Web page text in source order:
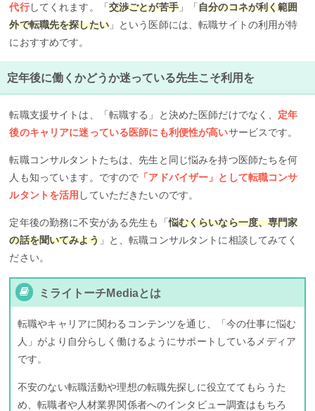
代行してくれます。「 交渉ごとが苦手」「自分のコネが利く範囲
外で転職先を探したい」という医師には、転職サイトの利用が特
におすすめです。
定年後に働くかどうか迷っている先生こそ利用を
転職支援サイトは、「転職する」と決めた医師だけでなく、 定年
後のキャリアに迷っている医師にも利便性が高いサービスです。
転職コンサルタントたちは、先生と同じ悩みを持つ医師たちを何
人も知っています。ですので 「アドバイザー」として転職コンサ
ルタントを活用 していただきたいのです。
定年後の勤務に不安がある先生も「悩むくらいなら一度、専門家
の話を聞いてみよう」と、転職コンサルタントに相談してみてく
ださい。
ミライトーチMediaとは
転職やキャリアに関わるコンテンツを通じ、「今の仕事に悩む
人」がより自分らしく働けるようにサポートしているメディア
です。
不安のない転職活動や理想の転職先探しに役立ててもらうた
め、転職者や人材業界関係者へのインタビュー調査はもちろ